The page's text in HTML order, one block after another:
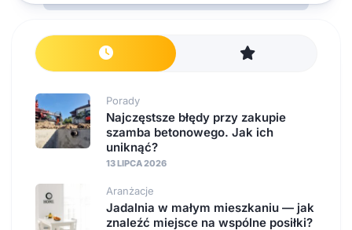
Porady
Najczęstsze błędy przy zakupie
szamba betonowego. Jak ich
uniknąć?
13 LIPCA 2026
Aranżacje
Jadalnia w małym mieszkaniu — jak
znaleźć miejsce na wspólne posiłki?